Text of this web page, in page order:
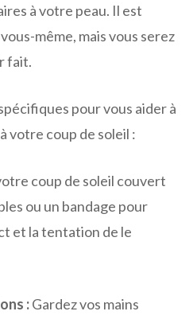
à votre peau. Il est
même, mais vous serez
fait.
pour vous aider à
votre coup de soleil :
coup de soleil couvert
ou un bandage pour
et la tentation de le
:Gardez vos mains